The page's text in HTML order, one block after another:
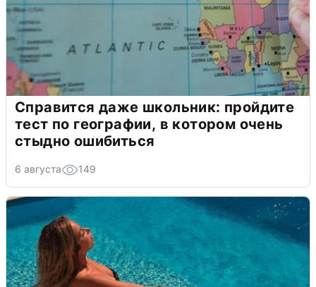
Справится даже школьник: пройдите
тест по географии, в котором очень
стыдно ошибиться
6 августа 149